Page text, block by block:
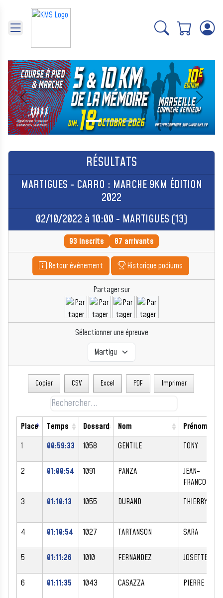
Précédent Suivant
RÉSULTATS
MARTIGUES - CARRO : MARCHE 9KM ÉDITION
2022
02/10/2022 à 10:00 - MARTIGUES (13)
93 inscrits 87 arrivants
Retour événement Historique podiums
Partager sur
Sélectionner une épreuve
Copier CSV Excel PDF Imprimer
Place Temps Dossard Nom
Prénom
1
00:59:33 1058 GENTILE TONY
2 01:00:54 1091 PANZA
JEAN-
FRANCOIS
3
01:10:13 1055 DURAND THIERRY
4 01:10:54 1027 TARTANSON SARA
5 01:11:26 1010 FERNANDEZ JOSETTE
6 01:11:35 1043 CASAZZA PIERRE
Panneau de gestion des cookies